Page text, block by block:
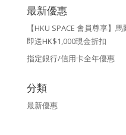
最新優惠
【HKU SPACE 會員尊享】
即送HK$1,000現金折扣
指定銀行/信用卡全年優惠
分類
最新優惠